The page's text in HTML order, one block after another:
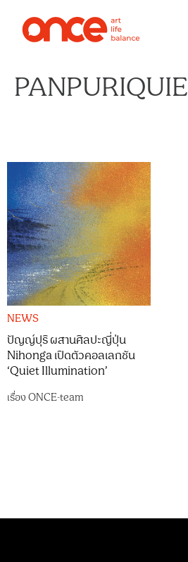
NEWS
ปัญญ์ปุริ ผสานศิลปะญี่ปุ่น
Nihonga เปิดตัวคอลเลกชัน
‘Quiet Illumination’
เรื่องONCE-team